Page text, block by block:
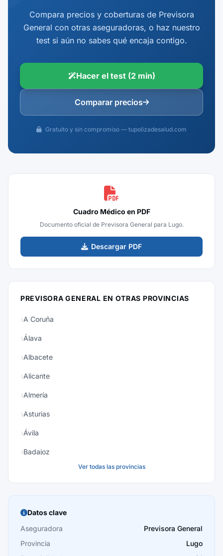
Compara precios y coberturas de Previsora
General con otras aseguradoras, o haz nuestro
test si aún no sabes qué encaja contigo.
Hacer el test (2 min)
Comparar precios
Gratuito y sin compromiso — tupolizadesalud.com
Cuadro Médico en PDF
Documento oficial de Previsora General para Lugo.
Descargar PDF
PREVISORA GENERAL EN OTRAS PROVINCIAS
A Coruña
Álava
Albacete
Alicante
Almería
Asturias
Ávila
Badajoz
Burgos
Cáceres
Cádiz
Ver todas las provincias
Datos clave
Aseguradora
Previsora General
Provincia
Lugo